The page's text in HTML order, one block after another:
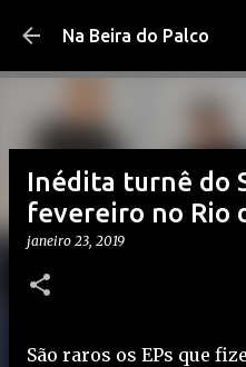
Pular para o
Na Beira do Palco
Inédita turnê do
fevereiro no Rio
janeiro 23, 2019
São raros os EPs que